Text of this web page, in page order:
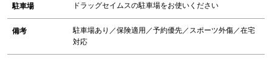
駐車場 ドラッグセイムスの駐車場をお使いください
備考
駐車場あり／保険適用／予約優先／スポーツ外傷／在宅
対応